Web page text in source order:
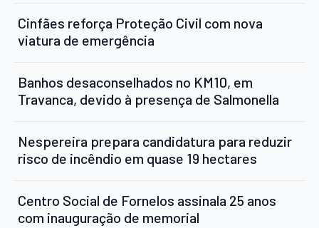
Cinfães reforça Proteção Civil com nova
viatura de emergência
Banhos desaconselhados no KM10, em
Travanca, devido à presença de Salmonella
Nespereira prepara candidatura para reduzir
risco de incêndio em quase 19 hectares
Centro Social de Fornelos assinala 25 anos
com inauguração de memorial